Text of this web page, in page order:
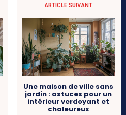
ARTICLE SUIVANT
Une maison de ville sans
jardin : astuces pour un
intérieur verdoyant et
chaleureux